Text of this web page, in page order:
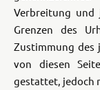
Verbreitung und
Grenzen des
Zustimmung des
von diesen
gestattet, jedoch